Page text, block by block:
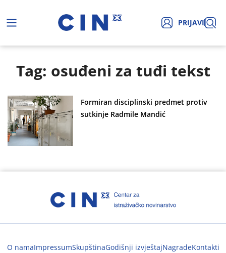
PRIJAVI
Tag: osuđeni za tuđi tekst
Formiran disciplinski predmet protiv
sutkinje Radmile Mandić
O namaImpressumSkupštinaGodišnji izvještajNagradeKontakti